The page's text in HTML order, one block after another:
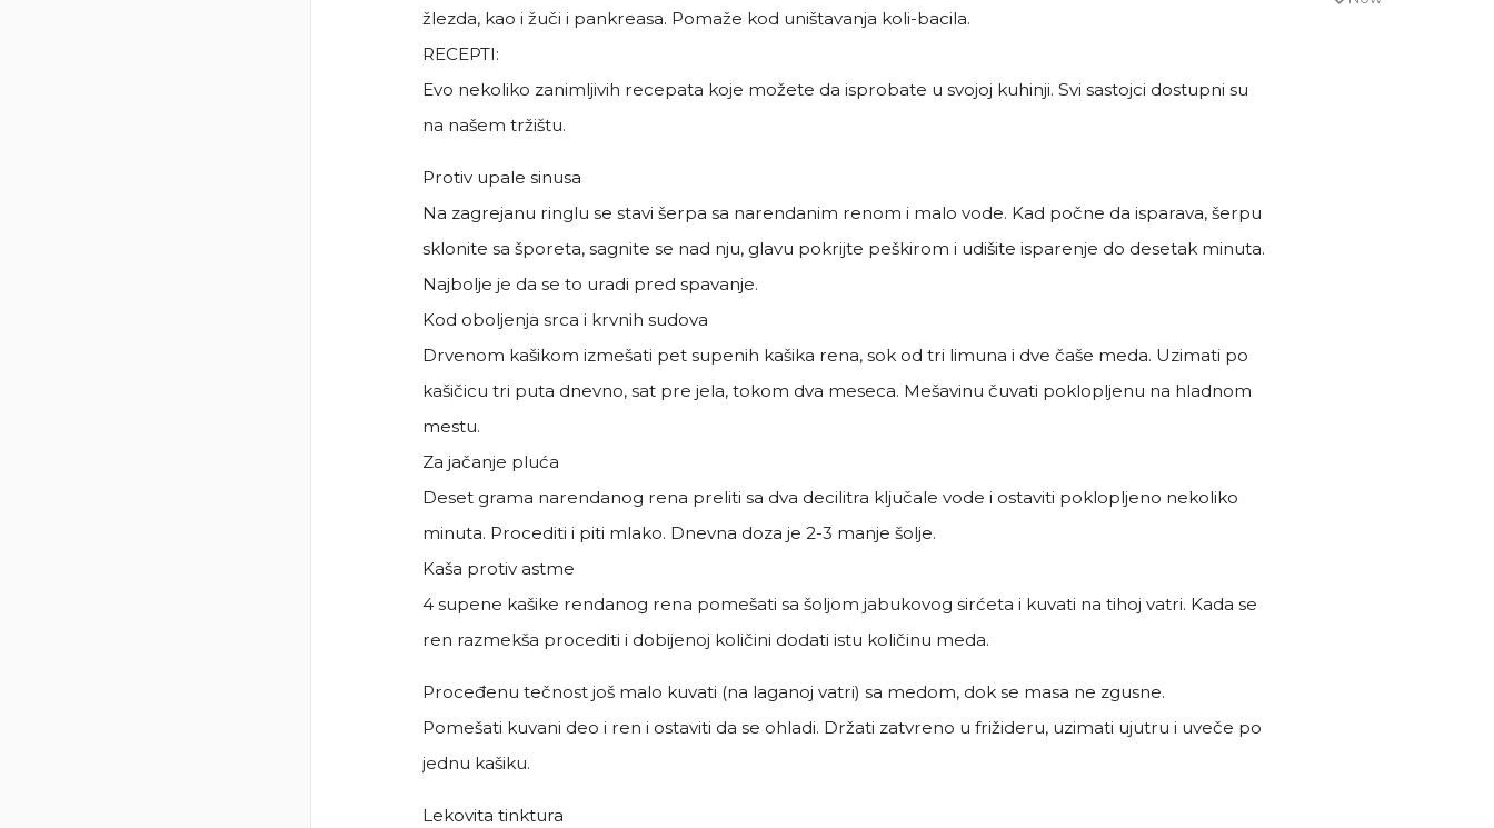
žlezda, kao i žuči i pankreasa. Pomaže kod uništavanja koli-bacila.
RECEPTI:
Evo nekoliko zanimljivih recepata koje možete da isprobate u svojoj kuhinji. Svi sastojci dostupni su
na našem tržištu.
Protiv upale sinusa
Na zagrejanu ringlu se stavi šerpa sa narendanim renom i malo vode. Kad počne da isparava, šerpu
sklonite sa šporeta, sagnite se nad nju, glavu pokrijte peškirom i udišite isparenje do desetak minuta.
Najbolje je da se to uradi pred spavanje.
Kod oboljenja srca i krvnih sudova
Drvenom kašikom izmešati pet supenih kašika rena, sok od tri limuna i dve čaše meda. Uzimati po
kašičicu tri puta dnevno, sat pre jela, tokom dva meseca. Mešavinu čuvati poklopljenu na hladnom
mestu.
Za jačanje pluća
Deset grama narendanog rena preliti sa dva decilitra ključale vode i ostaviti poklopljeno nekoliko
minuta. Procediti i piti mlako. Dnevna doza je 2-3 manje šolje.
Kaša protiv astme
4 supene kašike rendanog rena pomešati sa šoljom jabukovog sirćeta i kuvati na tihoj vatri. Kada se
ren razmekša procediti i dobijenoj količini dodati istu količinu meda.
Proceđenu tečnost još malo kuvati (na laganoj vatri) sa medom, dok se masa ne zgusne.
Pomešati kuvani deo i ren i ostaviti da se ohladi. Držati zatvreno u frižideru, uzimati ujutru i uveče po
jednu kašiku.
Lekovita tinktura